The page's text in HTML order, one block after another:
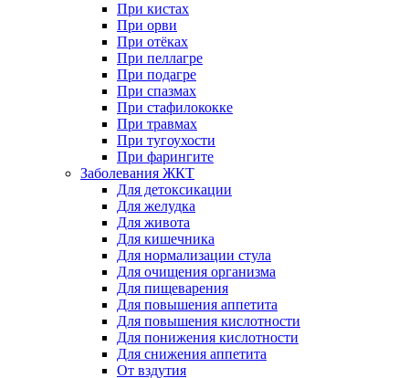
При кистах
При орви
При отёках
При пеллагре
При подагре
При спазмах
При стафилококке
При травмах
При тугоухости
При фарингите
Заболевания ЖКТ
Для детоксикации
Для желудка
Для живота
Для кишечника
Для нормализации стула
Для очищения организма
Для пищеварения
Для повышения аппетита
Для повышения кислотности
Для понижения кислотности
Для снижения аппетита
От вздутия